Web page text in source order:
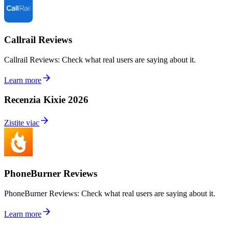
Callrail Reviews
Callrail Reviews: Check what real users are saying about it.
Learn more
Recenzia Kixie 2026
Zistite viac
PhoneBurner Reviews
PhoneBurner Reviews: Check what real users are saying about it.
Learn more